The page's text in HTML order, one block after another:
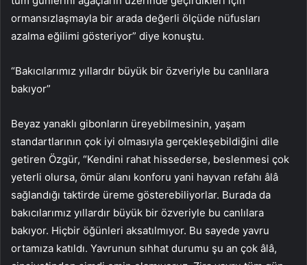
ormansızlaşmayla bir arada değerli ölçüde nüfusları
azalma eğilimi gösteriyor” diye konuştu.
“Bakıcılarımız yıllardır büyük bir özveriyle bu canlılara
bakıyor”
Beyaz yanaklı gibonların üreyebilmesinin, yaşam
standartlarının çok iyi olmasıyla gerçekleşebildiğini dile
getiren Özgür, “Kendini rahat hissederse, beslenmesi çok
yeterli olursa, ömür alanı konforu yani hayvan refahı âlâ
sağlandığı taktirde üreme gösterebiliyorlar. Burada da
bakıcılarımız yıllardır büyük bir özveriyle bu canlılara
bakıyor. Hiçbir öğünleri aksatılmıyor. Bu sayede yavru
ortamıza katıldı. Yavrunun sıhhat durumu şu an çok âlâ,